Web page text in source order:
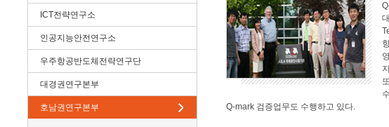
ICT전략연구소
인공지능안전연구소
우주항공반도체전략연구단
대경권연구본부
호남권연구본부
Q-mark 검증업무도 수행하고 있다.